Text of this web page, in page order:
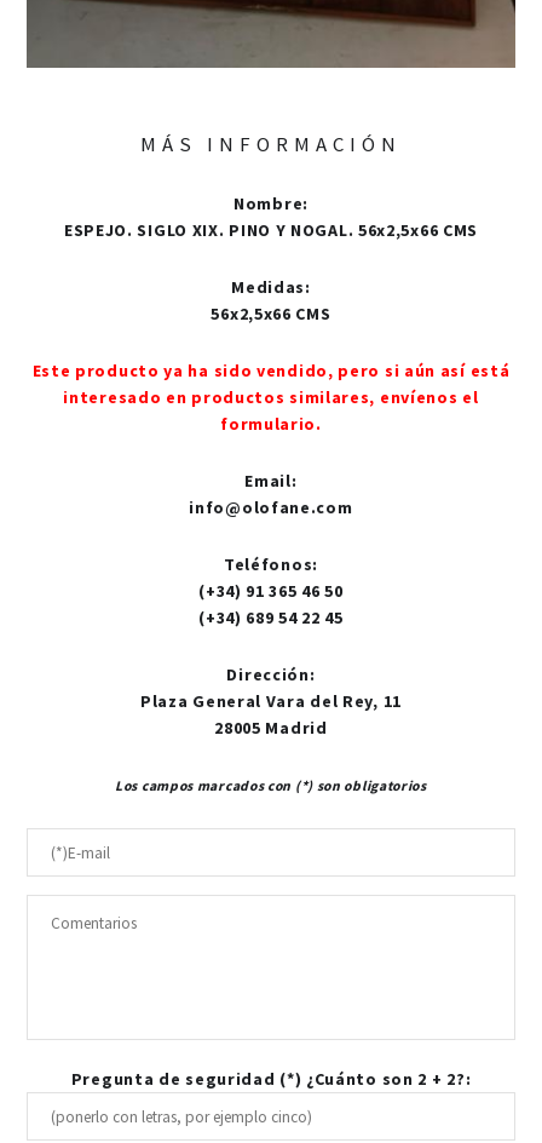
MÁS INFORMACIÓN
Nombre:
ESPEJO. SIGLO XIX. PINO Y NOGAL. 56x2,5x66 CMS
Medidas:
56x2,5x66 CMS
Este producto ya ha sido vendido, pero si aún así está
interesado en productos similares, envíenos el
formulario.
Email:
info@olofane.com
Teléfonos:
(+34) 91 365 46 50
(+34) 689 54 22 45
Dirección:
Plaza General Vara del Rey, 11
28005 Madrid
Los campos marcados con (*) son obligatorios
Pregunta de seguridad (*) ¿Cuánto son 2 + 2?: